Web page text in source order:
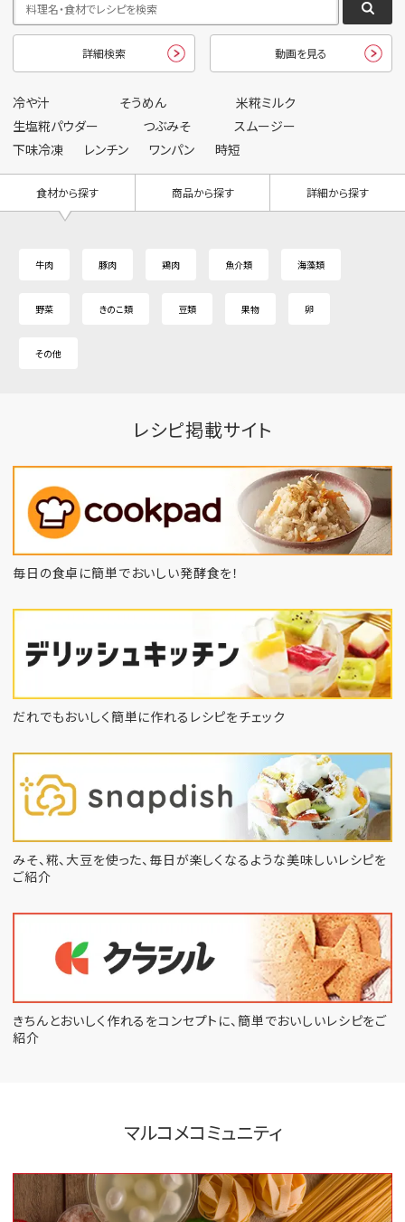
詳細検索 動画を見る
冷や汁 そうめん
米糀ミルク
生塩糀パウダー
つぶみそ
スムージー
下味冷凍
レンチン ワンパン 時短
食材から探す 商品から探す 詳細から探す
牛肉 豚肉 鶏肉 魚介類 海藻類
野菜 きのこ類 豆類 果物 卵
その他
レシピ掲載サイト
毎日の食卓に簡単でおいしい発酵食を！
だれでもおいしく簡単に作れるレシピをチェック
みそ、糀、大豆を使った、毎日が楽しくなるような美味しいレシピを
ご紹介
きちんとおいしく作れるをコンセプトに、 簡単でおいしいレシピをご
紹介
マルコメコミュニティ